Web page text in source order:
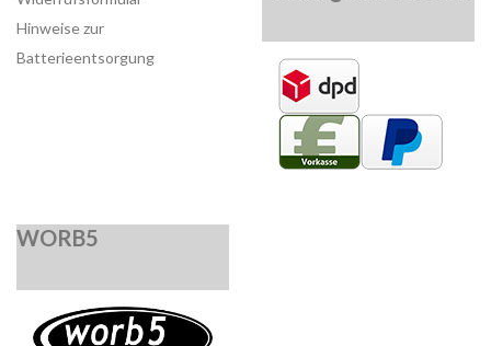
Hinweise zur
Batterieentsorgung
WORB5